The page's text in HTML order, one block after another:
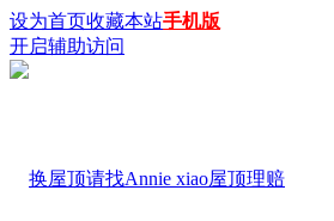
设为首页收藏本站手机版
开启辅助访问